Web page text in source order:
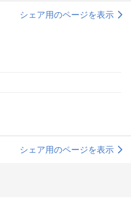
シェア用のページを表示
シェア用のページを表示